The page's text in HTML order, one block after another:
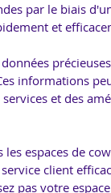
par le biais
et
informations
et des
espaces de
client
pas votre